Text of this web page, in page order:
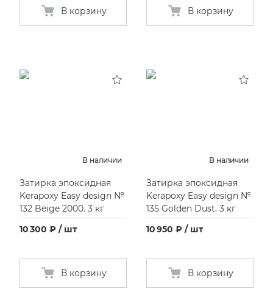
В корзину В корзину
В наличии
Затирка эпоксидная
Kerapoxy Easy design №
132 Beige 2000. 3 кг
10 300 ₽ / шт
В корзину
В наличии
Затирка эпоксидная
Kerapoxy Easy design №
135 Golden Dust. 3 кг
10 950 ₽ / шт
В корзину